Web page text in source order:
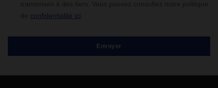
confidentialité ici